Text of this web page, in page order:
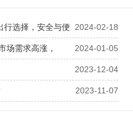
2024-02-18
行选择，安全与便
2024-01-05
场需求高涨，
2023-12-04
2023-11-07